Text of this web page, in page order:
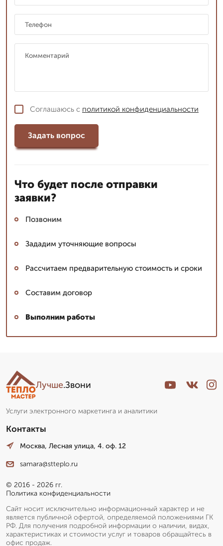
Соглашаюсь с политикой конфиденциальности
Задать вопрос
Что будет после отправки
заявки?
Позвоним
Зададим уточняющие вопросы
Рассчитаем предварительную стоимость и сроки
Составим договор
Выполним работы
Лучше.Звони
Услуги электронного маркетинга и аналитики
Контакты
Москва, Лесная улица, 4. оф. 12
samara@stteplo.ru
© 2016 - 2026 гг.
Политика конфиденциальности
Сайт носит исключительно информационный характер и не
является публичной офертой, определяемой положениями ГК
РФ. Для получения подробной информации о наличии, видах,
характеристиках и стоимости услуг и товаров обращайтесь в
офис продаж.